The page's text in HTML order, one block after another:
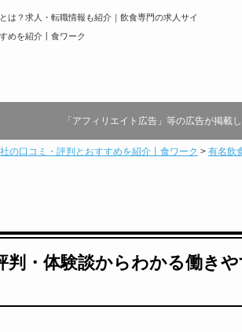
は？求人・転職情報も紹介｜飲食専門の求人サイ
めを紹介丨食ワーク
「アフィリエイト広告」等の広告が掲載
の口コミ・評判とおすすめを紹介丨食ワーク > 有名飲
判・体験談からわかる働き